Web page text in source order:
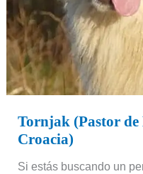
Tornjak (Pastor de
Croacia)
Si estás buscando un